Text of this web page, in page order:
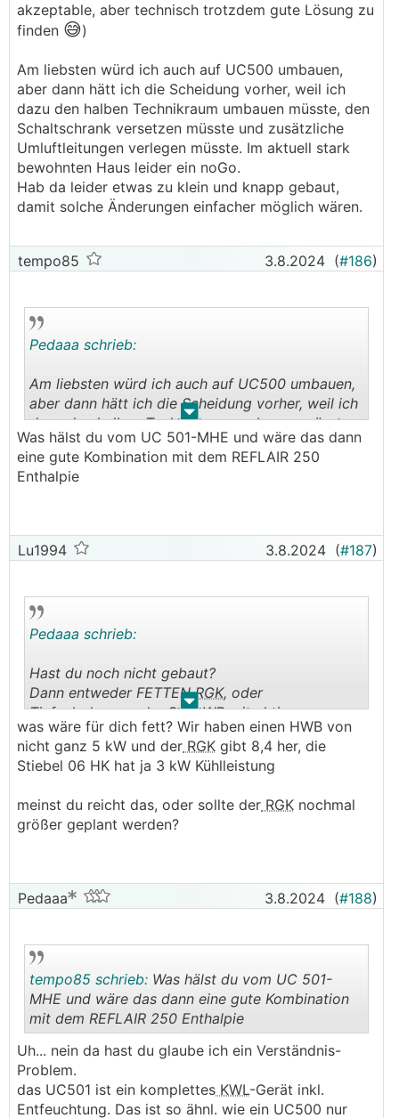
akzeptable, aber technisch trotzdem gute Lösung zu
finden 😅)
Am liebsten würd ich auch auf UC500 umbauen,
aber dann hätt ich die Scheidung vorher, weil ich
dazu den halben Technikraum umbauen müsste, den
Schaltschrank versetzen müsste und zusätzliche
Umluftleitungen verlegen müsste. Im aktuell stark
bewohnten Haus leider ein noGo.
Hab da leider etwas zu klein und knapp gebaut,
damit solche Änderungen einfacher möglich wären.
tempo85 3.8.2024 (#186)
. .
Pedaaa schrieb:
Am liebsten würd ich auch auf UC500 umbauen,
aber dann hätt ich die Scheidung vorher, weil ich
dazu den halben Technikraum umbauen müsste,
den Schaltschrank versetzen müsste und
zusätzliche Umluftleitungen verlegen müsste. Im
aktuell stark bewohnten Haus leider ein noGo.
wären.
Was hälst du vom UC 501-MHE und wäre das dann
eine gute Kombination mit dem REFLAIR 250
Enthalpie
Lu1994 3.8.2024 (#187)
. .
Pedaaa schrieb:
Hast du noch nicht gebaut?
Dann entweder FETTENRGK, oder
Tiefenbohrung oder Sole-WP mit aktiver
Kühlung.
Dann sollte das auch ohne Außengeräte auf alle
Fälle Zukunftssicher sein.
Ja, ich bin ja selbst auch überzeugt. (merkt man
wahrscheinlich)
im Haus, und sagt mir immer, nachdem wir wo
anders waren, wie toll es im Vergleich zu Hause
Grund warum ich überhaupt drauf gekommen
bin, weil sie hasst die
Außenkastln und die Innengeräte sowieso. Und
mag auch den trockenen Luftzug nicht. Daher
hab ich mich anstrengen müssen, eine
akzeptable, aber technisch trotzdem gute
Lösung zu finden
😅
Am liebsten würd ich auch auf UC500 umbauen,
was wäre für dich fett? Wir haben einen HWB von
nicht ganz 5 kW und der RGK gibt 8,4 her, die
Stiebel 06 HK hat ja 3 kW Kühlleistung
meinst du reicht das, oder sollte der RGK nochmal
größer geplant werden?
Pedaaa 3.8.2024 (#188)
..
tempo85 schrieb: Was hälst du vom UC 501-
MHE und wäre das dann eine gute Kombination
mit dem REFLAIR 250 Enthalpie
Uh... nein da hast du glaube ich ein Verständnis-
Problem.
das UC501 ist ein komplettes KWL-Gerät inkl.
Entfeuchtung. Das ist so ähnl. wie ein UC500 nur